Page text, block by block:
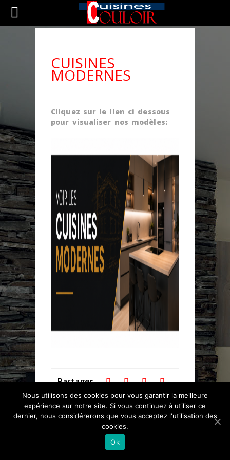
CUISINES
MODERNES
Cliquez sur le lien ci dessous
pour visualiser nos modèles:
Partager
Nous utilisons des cookies pour vous garantir la meilleure
expérience sur notre site. Si vous continuez à utiliser ce
dernier, nous considérerons que vous acceptez l'utilisation des
cookies.
Ok